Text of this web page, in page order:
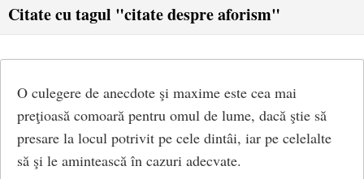
Citate cu tagul "citate despre aforism"
O culegere de anecdote şi maxime este cea mai
preţioasă comoară pentru omul de lume, dacă ştie să
presare la locul potrivit pe cele dintâi, iar pe celelalte
să şi le amintească în cazuri adecvate.